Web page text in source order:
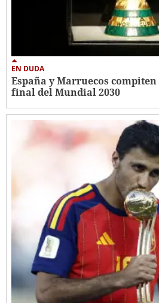
EN DUDA
España y Marruecos
final del Mundial 2030